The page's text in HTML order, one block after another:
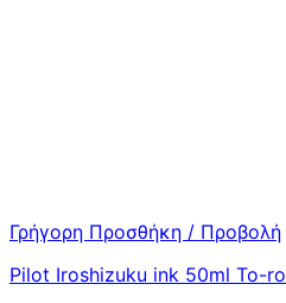
Γρήγορη Προσθήκη / Προβολή
Pilot Iroshizuku ink 50ml To-ro